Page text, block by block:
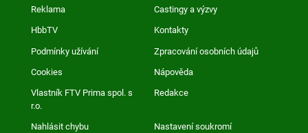
Reklama Castingy a výzvy
HbbTV Kontakty
Podmínky užívání Zpracování osobních údajů
Cookies Nápověda
Vlastník FTV Prima spol. s
r.o.
Redakce
Nahlásit chybu Nastavení soukromí